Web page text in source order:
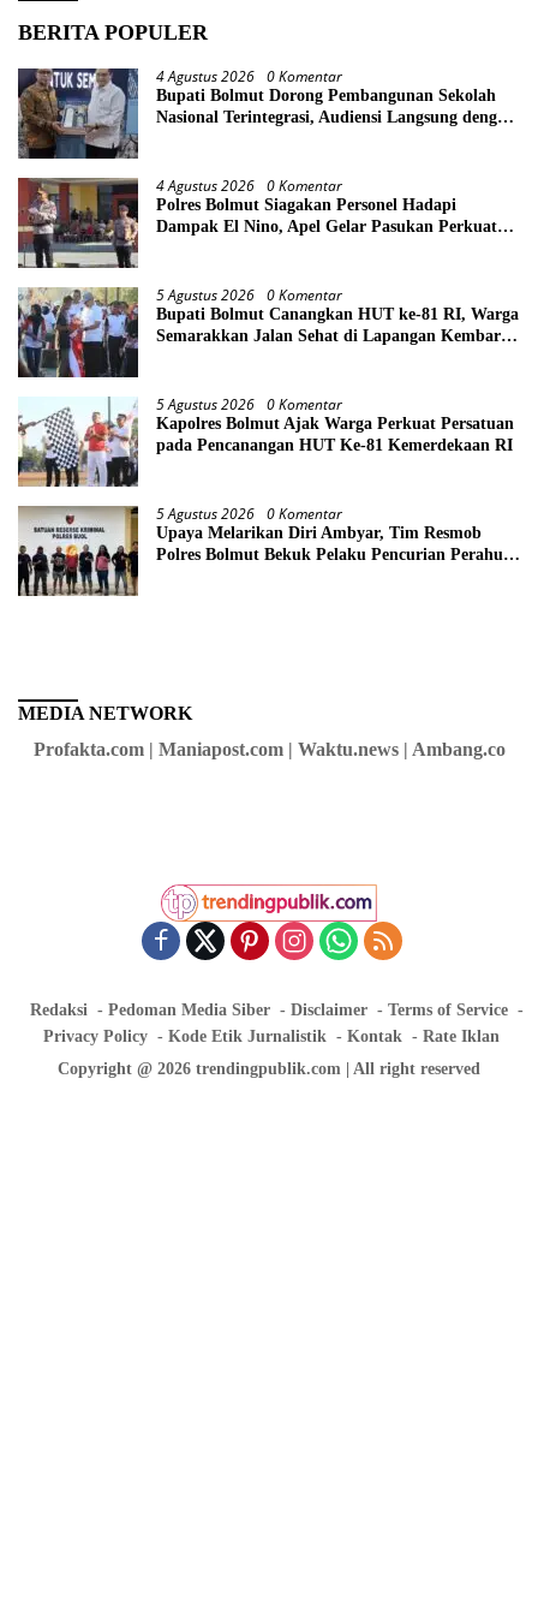
BERITA POPULER
4 Agustus 2026 0 Komentar
Bupati Bolmut Dorong Pembangunan Sekolah
Nasional Terintegrasi, Audiensi Langsung dengan
4 Agustus 2026 0 Komentar
Polres Bolmut Siagakan Personel Hadapi
Dampak El Nino, Apel Gelar Pasukan Perkuat
5 Agustus 2026 0 Komentar
Bupati Bolmut Canangkan HUT ke-81 RI, Warga
Semarakkan Jalan Sehat di Lapangan Kembar
5 Agustus 2026 0 Komentar
Kapolres Bolmut Ajak Warga Perkuat Persatuan
pada Pencanangan HUT Ke-81 Kemerdekaan RI
5 Agustus 2026 0 Komentar
Upaya Melarikan Diri Ambyar, Tim Resmob
Polres Bolmut Bekuk Pelaku Pencurian Perahu
MEDIA NETWORK
Profakta.com | Maniapost.com | Waktu.news | Ambang.co
Redaksi Pedoman Media Siber Disclaimer
Terms of Service
Privacy Policy
Kode Etik Jurnalistik Kontak
Rate Iklan
Copyright @ 2026 trendingpublik.com | All right reserved